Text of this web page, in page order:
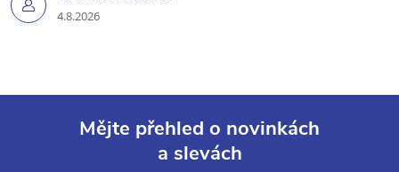
4.8.2026
Mějte přehled o novinkách
a slevách